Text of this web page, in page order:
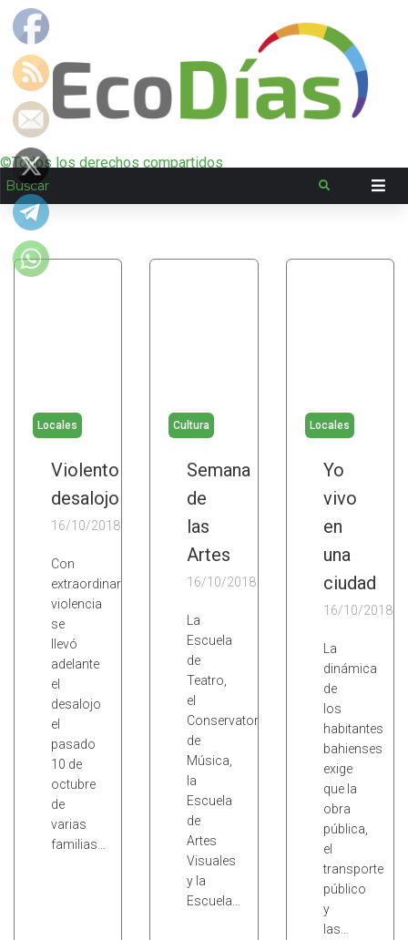
©Todos los derechos compartidos
Locales
Violento
desalojo
16/10/2018
Con
extraordinaria
violencia
se
llevó
adelante
el
desalojo
el
pasado
10 de
octubre
de
varias
familias…
Cultura
Semana
de
las
Artes
16/10/2018
La
Escuela
de
Teatro,
el
Conservatorio
de
Música,
la
Escuela
de
Artes
Visuales
y la
Escuela…
Locales
Yo
vivo
en
una
ciudad
16/10/2018
La
dinámica
de
los
habitantes
bahienses
exige
que la
obra
pública,
el
transporte
público
y
las…